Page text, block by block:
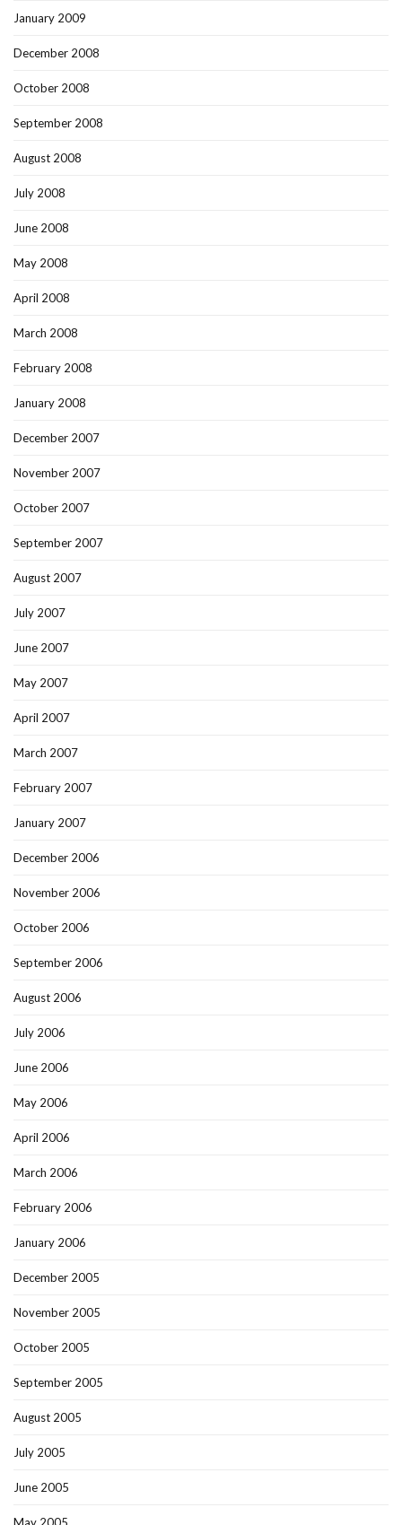
January 2009
December 2008
October 2008
September 2008
August 2008
July 2008
June 2008
May 2008
April 2008
March 2008
February 2008
January 2008
December 2007
November 2007
October 2007
September 2007
August 2007
July 2007
June 2007
May 2007
April 2007
March 2007
February 2007
January 2007
December 2006
November 2006
October 2006
September 2006
August 2006
July 2006
June 2006
May 2006
April 2006
March 2006
February 2006
January 2006
December 2005
November 2005
October 2005
September 2005
August 2005
July 2005
June 2005